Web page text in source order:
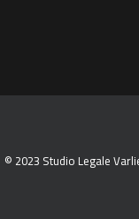
© 2023 Studio Legale